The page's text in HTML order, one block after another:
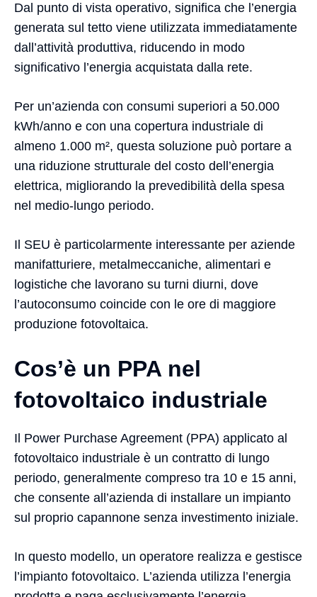
Dal punto di vista operativo, significa che l’energia
generata sul tetto viene utilizzata immediatamente
dall’attività produttiva, riducendo in modo
significativo l’energia acquistata dalla rete.
Per un’azienda con consumi superiori a 50.000
kWh/anno e con una copertura industriale di
almeno 1.000 m², questa soluzione può portare a
una riduzione strutturale del costo dell’energia
elettrica, migliorando la prevedibilità della spesa
nel medio-lungo periodo.
Il SEU è particolarmente interessante per aziende
manifatturiere, metalmeccaniche, alimentari e
logistiche che lavorano su turni diurni, dove
l’autoconsumo coincide con le ore di maggiore
produzione fotovoltaica.
Cos’è un PPA nel
fotovoltaico industriale
Il Power Purchase Agreement (PPA) applicato al
fotovoltaico industriale è un contratto di lungo
periodo, generalmente compreso tra 10 e 15 anni,
che consente all’azienda di installare un impianto
sul proprio capannone senza investimento iniziale.
In questo modello, un operatore realizza e gestisce
l’impianto fotovoltaico. L’azienda utilizza l’energia